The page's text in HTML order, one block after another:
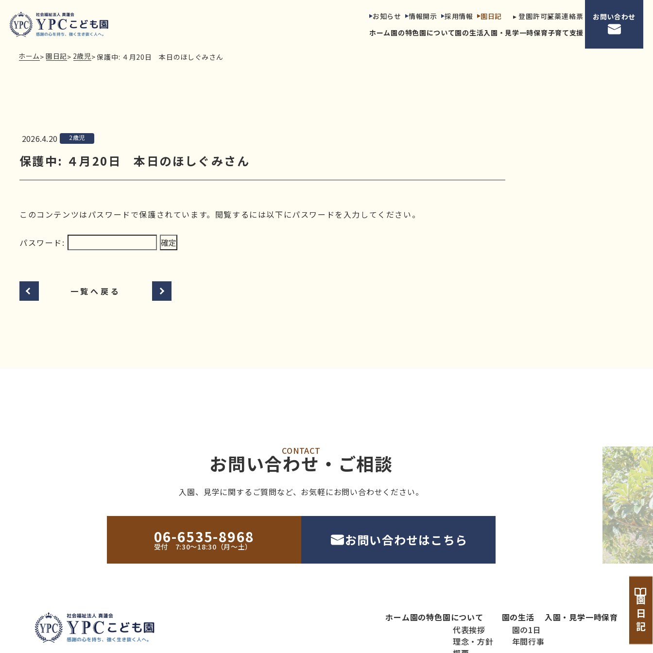
お知らせ 情報開示 採用情報 園日記 ▸ 登園許可証▸ 薬連絡票
ホーム園の特色園について園の生活入園・見学一時保育子育て支援
お問い合わせ
園 日 記
ホーム> 園日記> 2歳児> 保護中: ４月20日 本日のほしぐみさん
2026.4.20 2歳児
保護中: ４月20日 本日のほしぐみさん
このコンテンツはパスワードで保護されています。閲覧するには以下にパスワードを入力してください。
パスワード:
一覧へ戻る
CONTACT
お問い合わせ・ご相談
入園、見学に関するご質問など、 お気軽にお問い合わせください。
06-6535-8968
受付 7:30〜18:30（月〜土） お問い合わせはこちら
ホーム園の特色園について
代表挨拶
理念・方針
園の生活
園の1日
年間行事
入園・見学一時保育